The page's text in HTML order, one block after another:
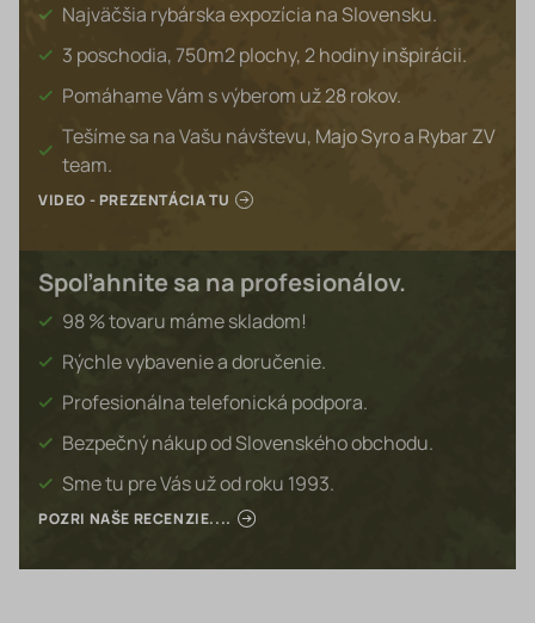
Najväčšia rybárska expozícia na Slovensku.
3 poschodia, 750m2 plochy, 2 hodiny inšpirácii.
Pomáhame Vám s výberom už 28 rokov.
Tešíme sa na Vašu návštevu, Majo Syro a Rybar ZV
team.
VIDEO - PREZENTÁCIA TU
Spoľahnite sa na profesionálov.
98 % tovaru máme skladom!
Rýchle vybavenie a doručenie.
Profesionálna telefonická podpora.
Bezpečný nákup od Slovenského obchodu.
Sme tu pre Vás už od roku 1993.
POZRI NAŠE RECENZIE....